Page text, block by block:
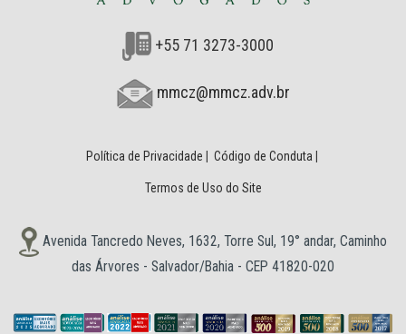
+55 71 3273-3000
mmcz@mmcz.adv.br
Política de Privacidade Código de Conduta
Termos de Uso do Site
Avenida Tancredo Neves, 1632, Torre Sul, 19° andar, Caminho
das Árvores - Salvador/Bahia - CEP 41820-020